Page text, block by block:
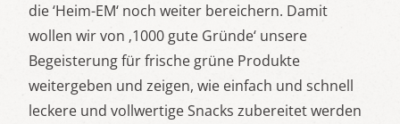
die ‘Heim-EM‘ noch weiter bereichern. Damit
wollen wir von ‚1000 gute Gründe‘ unsere
Begeisterung für frische grüne Produkte
weitergeben und zeigen, wie einfach und schnell
leckere und vollwertige Snacks zubereitet werden